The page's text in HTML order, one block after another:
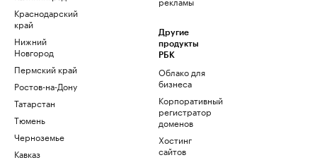
Краснодарский
край
Нижний
Новгород
Пермский край
Ростов-на-Дону
Татарстан
Тюмень
Черноземье
Кавказ
Другие
продукты
РБК
Облако для
бизнеса
Корпоративный
регистратор
доменов
Хостинг
сайтов